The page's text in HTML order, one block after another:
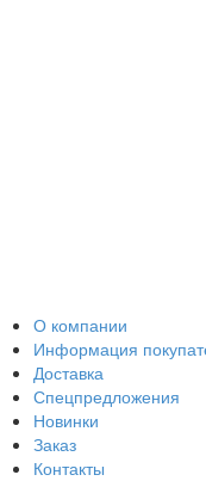
О компании
Информация
Доставка
Спецпредложения
Новинки
Заказ
Контакты